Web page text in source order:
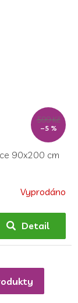
599 Kč
–5 %
90x200 cm
Vyprodáno
Detail